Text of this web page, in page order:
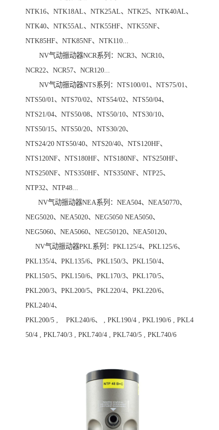
NTK16、NTK18AL、NTK25AL、NTK25、NTK40AL、
NTK40、NTK55AL、NTK55HF、NTK55NF、
NTK85HF、NTK85NF、NTK110...
NV气动振动器NCR系列：NCR3、NCR10、
NCR22、NCR57、NCR120...
NV气动振动器NTS系列：NTS100/01、NTS75/01、
NTS50/01、NTS70/02、NTS54/02、NTS50/04、
NTS21/04、NTS50/08、NTS50/10、NTS30/10、
NTS50/15、NTS50/20、NTS30/20、
NTS24/20 NTS50/40、NTS20/40、NTS120HF、
NTS120NF、NTS180HF、NTS180NF、NTS250HF、
NTS250NF、NTS350HF、NTS350NF、NTP25、
NTP32、NTP48...
NV气动振动器NEA系列：NEA504、NEA50770、
NEG5020、NEA5020、NEG5050 NEA5050、
NEG5060、NEA5060、NEG50120、NEA50120、
NV气动振动器PKL系列：PKL125/4、PKL125/6、
PKL135/4、PKL135/6、PKL150/3、PKL150/4、
PKL150/5、PKL150/6、PKL170/3、PKL170/5、
PKL200/3、PKL200/5、PKL220/4、PKL220/6、
PKL240/4、
PKL200/5 , PKL240/6、 , PKL190/4 , PKL190/6 , PKL4
50/4 , PKL740/3 , PKL740/4 , PKL740/5 , PKL740/6